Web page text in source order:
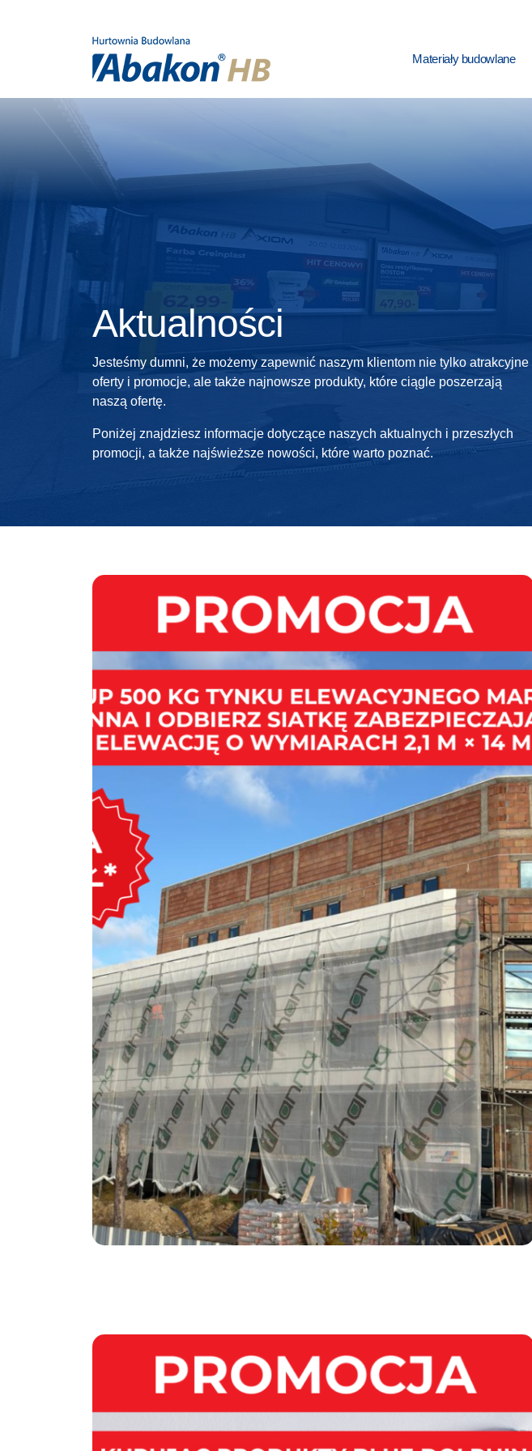
Materiały budowlane
Aktualności
Jesteśmy dumni, że możemy zapewnić naszym klientom nie tylko atrakcyjne
oferty i promocje, ale także najnowsze produkty, które ciągle poszerzają
naszą ofertę.
Poniżej znajdziesz informacje dotyczące naszych aktualnych i przeszłych
promocji, a także najświeższe nowości, które warto poznać.